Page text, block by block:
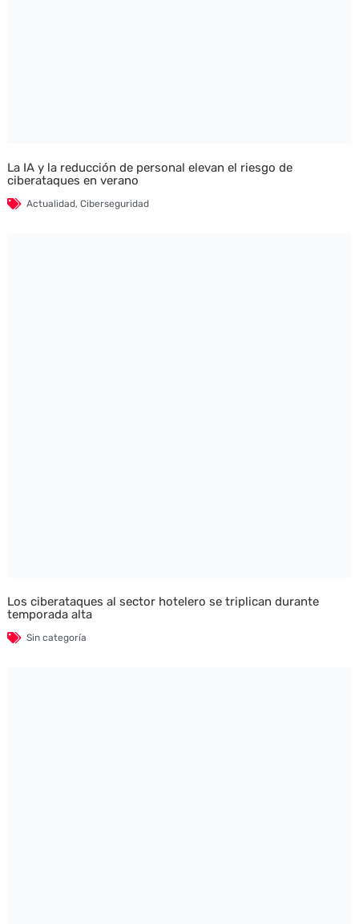
La IA y la reducción de personal elevan el riesgo de
ciberataques en verano
Actualidad, Ciberseguridad
Los ciberataques al sector hotelero se triplican durante
temporada alta
Sin categoría